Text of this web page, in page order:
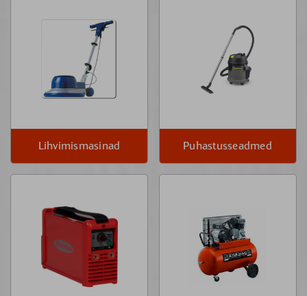
Lihvimismasinad Puhastusseadmed